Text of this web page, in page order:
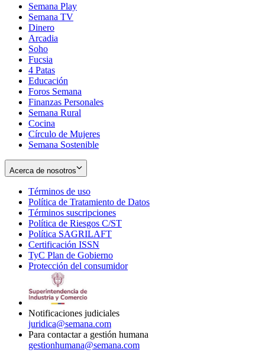
Semana Play
Semana TV
Dinero
Arcadia
Soho
in
new
window
Fucsia
in
new
window
4 Patas
Educación
Foros Semana
Finanzas Personales
Semana Rural
Cocina
Círculo de Mujeres
Semana Sostenible
Acerca de nosotros
Términos de uso
in
new
window
Política de Tratamiento de Datos
Términos suscripciones
in
Política de Riesgos C/ST
Política SAGRILAFT
new
window
Certificación ISSN
in
new
TyC Plan de Gobierno
in
Protección del consumidorOpens
Notificaciones judiciales
juridica@semana.com
Para contactar a gestión humana
gestionhumana@semana.com